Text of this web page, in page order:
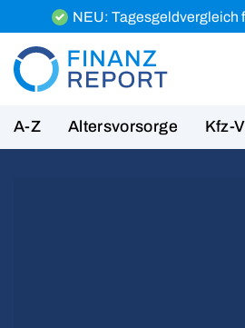
Inhalt
springen
NEU: Tagesgeldvergleich
A-Z Altersvorsorge Kfz-